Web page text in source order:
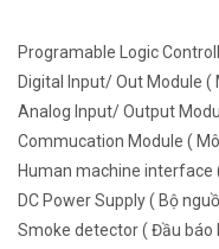
Programable Logic
Digital Input/ Out Module (
Analog Input/ Output
Commucation Module (
Human machine interface
DC Power Supply ( Bộ
Smoke detector ( Đầu báo